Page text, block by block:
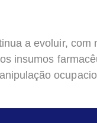
a evoluir,
insumos